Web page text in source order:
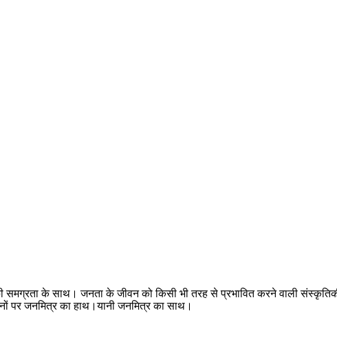
के साथ। जनता के जीवन को किसी भी तरह से प्रभावित करने वाली संस्कृतिकी
पर जनमित्र का हाथ।यानी जनमित्र का साथ।